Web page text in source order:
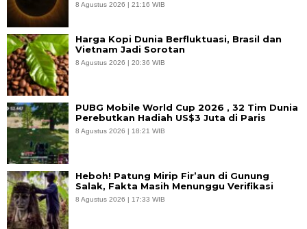
8 Agustus 2026 | 21:16 WIB
Harga Kopi Dunia Berfluktuasi, Brasil dan
Vietnam Jadi Sorotan
8 Agustus 2026 | 20:36 WIB
PUBG Mobile World Cup 2026 , 32 Tim Dunia
Perebutkan Hadiah US$3 Juta di Paris
8 Agustus 2026 | 18:21 WIB
Heboh! Patung Mirip Fir’aun di Gunung
Salak, Fakta Masih Menunggu Verifikasi
8 Agustus 2026 | 17:33 WIB